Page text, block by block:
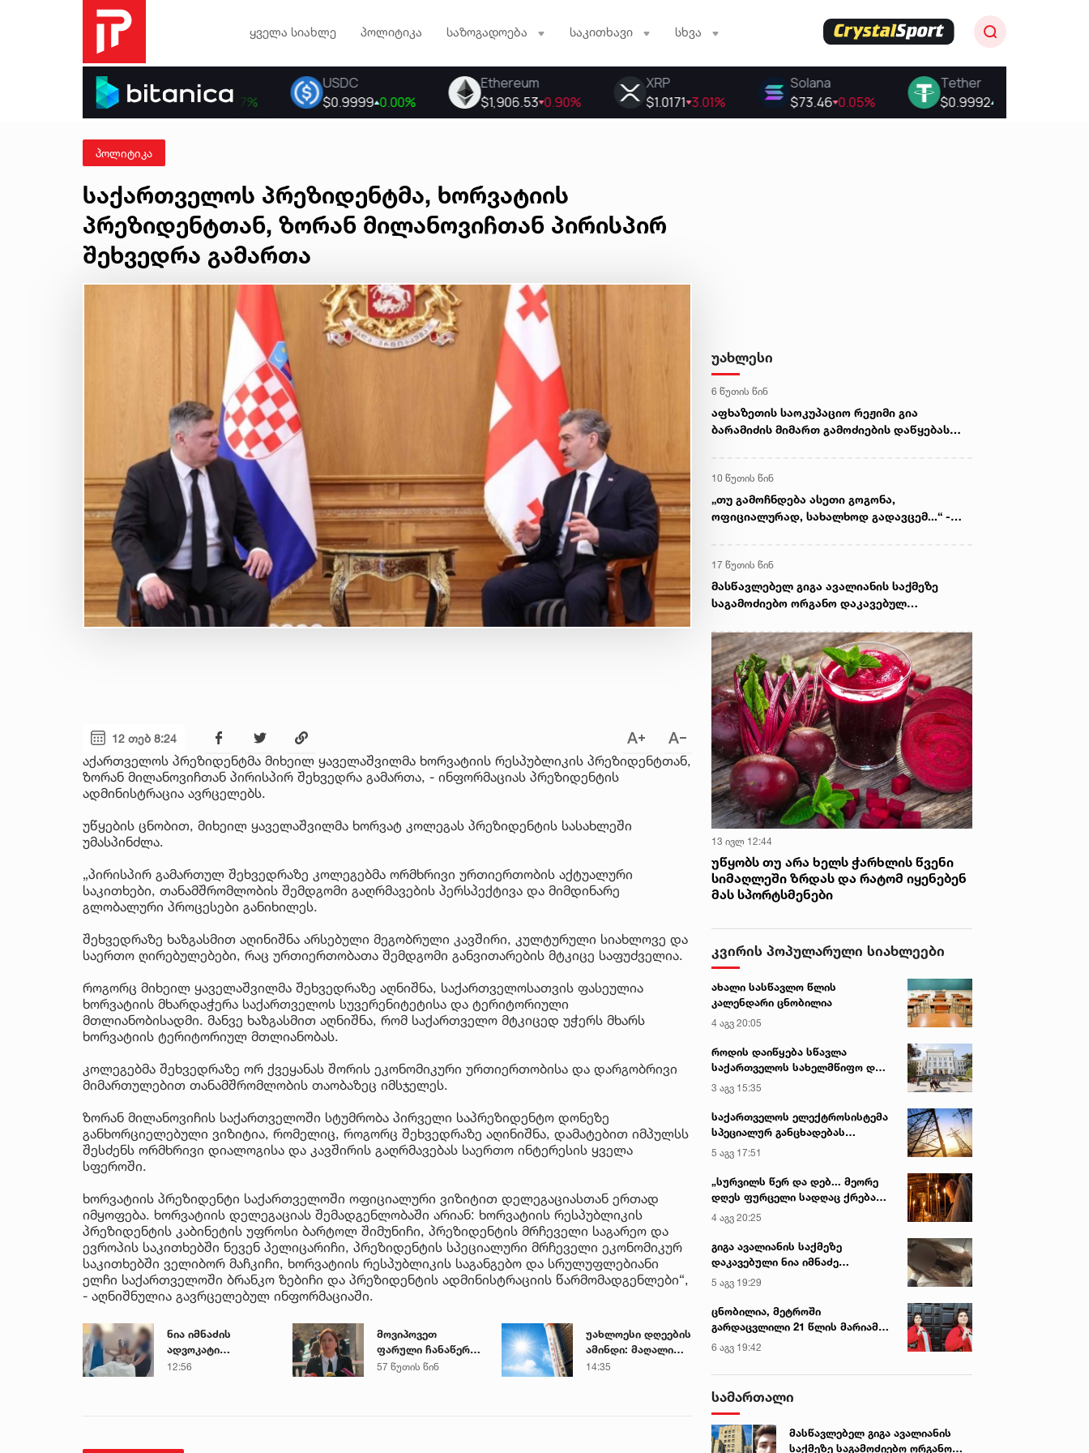
ყველა სიახლე პოლიტიკა საზოგადოება საკითხავი სხვა
პოლიტიკა
საქართველოს პრეზიდენტმა, ხორვატიის
პრეზიდენტთან, ზორან მილანოვიჩთან პირისპირ
შეხვედრა გამართა
12 თებ 8:24
აქართველოს პრეზიდენტმა მიხეილ ყაველაშვილმა ხორვატიის რესპუბლიკის პრეზიდენტთან,
ზორან მილანოვიჩთან პირისპირ შეხვედრა გამართა, - ინფორმაციას პრეზიდენტის
ადმინისტრაცია ავრცელებს.
უწყების ცნობით, მიხეილ ყაველაშვილმა ხორვატ კოლეგას პრეზიდენტის სასახლეში
უმასპინძლა.
„პირისპირ გამართულ შეხვედრაზე კოლეგებმა ორმხრივი ურთიერთობის აქტუალური
საკითხები, თანამშრომლობის შემდგომი გაღრმავების პერსპექტივა და მიმდინარე
გლობალური პროცესები განიხილეს.
შეხვედრაზე ხაზგასმით აღინიშნა არსებული მეგობრული კავშირი, კულტურული სიახლოვე და
საერთო ღირებულებები, რაც ურთიერთობათა შემდგომი განვითარების მტკიცე საფუძველია.
როგორც მიხეილ ყაველაშვილმა შეხვედრაზე აღნიშნა, საქართველოსათვის ფასეულია
ხორვატიის მხარდაჭერა საქართველოს სუვერენიტეტისა და ტერიტორიული
მთლიანობისადმი. მანვე ხაზგასმით აღნიშნა, რომ საქართველო მტკიცედ უჭერს მხარს
ხორვატიის ტერიტორიულ მთლიანობას.
კოლეგებმა შეხვედრაზე ორ ქვეყანას შორის ეკონომიკური ურთიერთობისა და დარგობრივი
მიმართულებით თანამშრომლობის თაობაზეც იმსჯელეს.
ზორან მილანოვიჩის საქართველოში სტუმრობა პირველი საპრეზიდენტო დონეზე
განხორციელებული ვიზიტია, რომელიც, როგორც შეხვედრაზე აღინიშნა, დამატებით იმპულსს
შესძენს ორმხრივი დიალოგისა და კავშირის გაღრმავებას საერთო ინტერესის ყველა
სფეროში.
ხორვატიის პრეზიდენტი საქართველოში ოფიციალური ვიზიტით დელეგაციასთან ერთად
იმყოფება. ხორვატიის დელეგაციას შემადგენლობაში არიან: ხორვატიის რესპუბლიკის
პრეზიდენტის კაბინეტის უფროსი ბარტოლ შიმუნიჩი, პრეზიდენტის მრჩეველი საგარეო და
ევროპის საკითხებში ნევენ პელიცარიჩი, პრეზიდენტის სპეციალური მრჩეველი ეკონომიკურ
საკითხებში ველიბორ მაჩკიჩი, ხორვატიის რესპუბლიკის საგანგებო და სრულუფლებიანი
ელჩი საქართველოში ბრანკო ზებიჩი და პრეზიდენტის ადმინისტრაციის წარმომადგენლები“,
- აღნიშნულია გავრცელებულ ინფორმაციაში.
ნია იმნაძის
ადვოკატი
საავადმყოფოში
12:56
მოვიპოვეთ
ფარული ჩანაწერი
ნია იმნაძესა და
57 წუთის წინ
უახლოესი დღეების
ამინდი: მაღალი
ტემპერატურა და
14:35
უახლესი
6 წუთის წინ
აფხაზეთის საოკუპაციო რეჟიმი გია
ბარამიძის მიმართ გამოძიების დაწყებას
10 წუთის წინ
„თუ გამოჩნდება ასეთი გოგონა,
ოფიციალურად, სახალხოდ გადავცემ...“ -
17 წუთის წინ
მასწავლებელ გიგა ავალიანის საქმეზე
საგამოძიებო ორგანო დაკავებულ
ანასტასია ბერუაშვილს 30 დღის
განმავლობაში ფარულად უსმენდა
13 ივლ 12:44
უწყობს თუ არა ხელს ჭარხლის წვენი
სიმაღლეში ზრდას და რატომ იყენებენ
მას სპორტსმენები
კვირის პოპულარული სიახლეები
ახალი სასწავლო წლის
კალენდარი ცნობილია
4 აგვ 20:05
როდის დაიწყება სწავლა
საქართველოს სახელმწიფო და
კერძო უნივერსიტეტებში
3 აგვ 15:35
საქართველოს ელექტროსისტემა
სპეციალურ განცხადებას
ავრცელებს
5 აგვ 17:51
„სურვილს წერ და დებ... მეორე
დღეს ფურცელი სადღაც ქრება
და სურვილი სრულდება...“ -
სასწაულმოქმედი ტაძარი შიდა
ქართლში
4 აგვ 20:25
გიგა ავალიანის საქმეზე
დაკავებული ნია იმნაძე
კლინიკაში გადაჰყავთ
5 აგვ 19:29
ცნობილია, მეტროში
გარდაცვლილი 21 წლის მარიამ
ტყემალაძის ექსპერტიზის
დასკვნა
6 აგვ 19:42
სამართალი
მასწავლებელ გიგა ავალიანის
საქმეზე საგამოძიებო ორგანო